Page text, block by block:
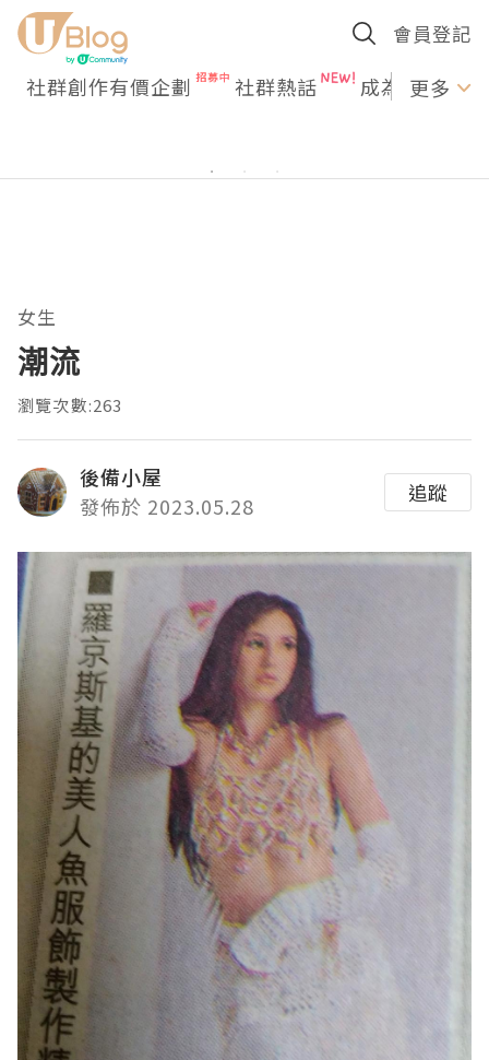
會員登記
社群創作有價企劃 社群熱話 成為U更多
女生
潮流
瀏覽次數:263
後備小屋
發佈於 2023.05.28
追蹤